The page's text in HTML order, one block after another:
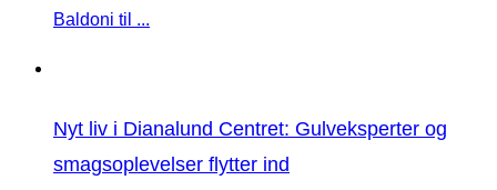
Baldoni til ...
Nyt liv i Dianalund Centret: Gulveksperter og
smagsoplevelser flytter ind